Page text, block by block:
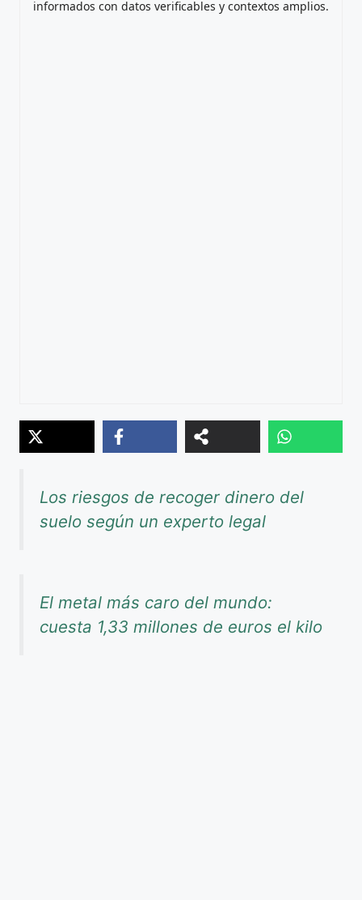
informados con datos verificables y contextos amplios.
Los riesgos de recoger dinero del
suelo según un experto legal
El metal más caro del mundo:
cuesta 1,33 millones de euros el kilo